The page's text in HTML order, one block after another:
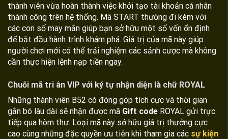
thành viên vừa hoàn thành việc khởi tạo tài khoản cá nhân
thành công trên hệ thống. Mã START thường đi kèm với
các con số may mắn giúp bạn sở hữu một số vốn ổn định
để bắt đầu hành trình khám phá. Giá trị của mã này giúp
người chơi mới có thể trải nghiệm các sảnh cược mà không
cần thực hiện lệnh nạp tiền ngay.
Chuỗi mã tri ân VIP với ký tự nhận diện là chữ ROYAL
Những thành viên B52 có đóng góp tích cực và thời gian
gắn bó lâu dài sẽ nhận được mã Gift code ROYAL gửi trực
tiếp qua hòm thư. Loại mã này sở hữu giá trị thưởng cực
cao cùng những đặc quyền ưu tiên khi tham gia các sự kiện